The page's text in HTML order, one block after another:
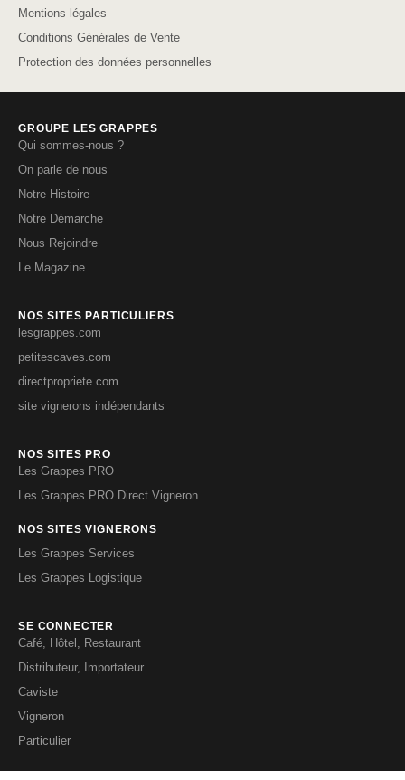
Mentions légales
Conditions Générales de Vente
Protection des données personnelles
GROUPE LES GRAPPES
Qui sommes-nous ?
On parle de nous
Notre Histoire
Notre Démarche
Nous Rejoindre
Le Magazine
NOS SITES PARTICULIERS
lesgrappes.com
petitescaves.com
directpropriete.com
site vignerons indépendants
NOS SITES PRO
Les Grappes PRO
Les Grappes PRO Direct Vigneron
NOS SITES VIGNERONS
Les Grappes Services
Les Grappes Logistique
SE CONNECTER
Café, Hôtel, Restaurant
Distributeur, Importateur
Caviste
Vigneron
Particulier